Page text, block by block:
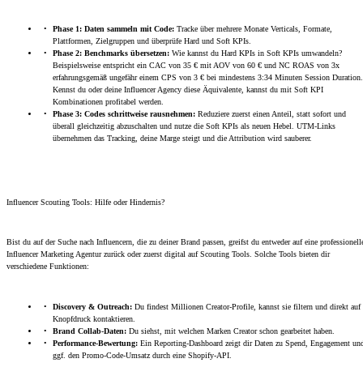
Phase 1: Daten sammeln mit Code: Tracke über mehrere Monate Verticals, Formate,
Plattformen, Zielgruppen und überprüfe Hard und Soft KPIs.
Phase 2: Benchmarks übersetzen: Wie kannst du Hard KPIs in Soft KPIs umwandeln?
Beispielsweise entspricht ein CAC von 35 € mit AOV von 60 € und NC ROAS von 3x
erfahrungsgemäß ungefähr einem CPS von 3 € bei mindestens 3:34 Minuten Session Duration.
Kennst du oder deine Influencer Agency diese Äquivalente, kannst du mit Soft KPI
Kombinationen profitabel werden.
Phase 3: Codes schrittweise rausnehmen: Reduziere zuerst einen Anteil, statt sofort und
überall gleichzeitig abzuschalten und nutze die Soft KPIs als neuen Hebel. UTM-Links
übernehmen das Tracking, deine Marge steigt und die Attribution wird sauberer.
Influencer Scouting Tools: Hilfe oder Hindernis?
Bist du auf der Suche nach Influencern, die zu deiner Brand passen, greifst du entweder auf eine
Influencer Marketing Agentur zurück oder zuerst digital auf Scouting Tools. Solche Tools bieten dir
verschiedene Funktionen:
Discovery & Outreach: Du findest Millionen Creator-Profile, kannst sie filtern und direkt auf
Knopfdruck kontaktieren.
Brand Collab-Daten: Du siehst, mit welchen Marken Creator schon gearbeitet haben.
Performance-Bewertung: Ein Reporting-Dashboard zeigt dir Daten zu Spend, Engagement
ggf. den Promo-Code-Umsatz durch eine Shopify-API.